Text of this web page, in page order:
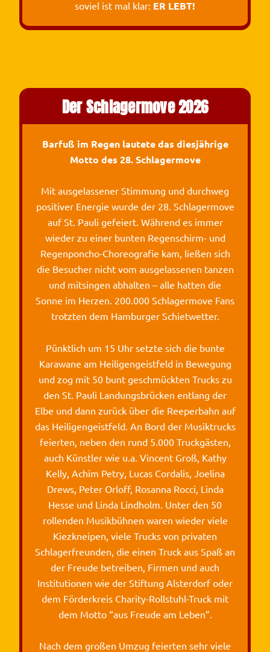
soviel ist mal klar: ER LEBT!
Der Schlagermove 2026
Barfuß im Regen lautete das diesjährige
Motto des 28. Schlagermove
Mit ausgelassener Stimmung und durchweg
positiver Energie wurde der 28. Schlagermove
auf St. Pauli gefeiert. Während es immer
wieder zu einer bunten Regenschirm- und
Regenponcho-Choreografie kam, ließen sich
die Besucher nicht vom ausgelassenen tanzen
und mitsingen abhalten – alle hatten die
Sonne im Herzen. 200.000 Schlagermove Fans
trotzten dem Hamburger Schietwetter.
Pünktlich um 15 Uhr setzte sich die bunte
Karawane am Heiligengeistfeld in Bewegung
und zog mit 50 bunt geschmückten Trucks zu
den St. Pauli Landungsbrücken entlang der
Elbe und dann zurück über die Reeperbahn auf
das Heiligengeistfeld. An Bord der Musiktrucks
feierten, neben den rund 5.000 Truckgästen,
auch Künstler wie u.a. Vincent Groß, Kathy
Kelly, Achim Petry, Lucas Cordalis, Joelina
Drews, Peter Orloff, Rosanna Rocci, Linda
Hesse und Linda Lindholm. Unter den 50
rollenden Musikbühnen waren wieder viele
Kiezkneipen, viele Trucks von privaten
Schlagerfreunden, die einen Truck aus Spaß an
der Freude betreiben, Firmen und auch
Institutionen wie der Stiftung Alsterdorf oder
dem Förderkreis Charity-Rollstuhl-Truck mit
dem Motto “aus Freude am Leben”.
Nach dem großen Umzug feierten sehr viele